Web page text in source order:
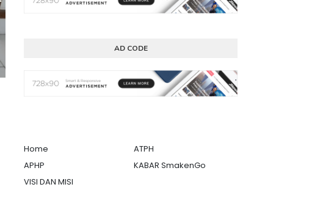
AD CODE
Home
ATPH
APHP
KABAR SmakenGo
VISI DAN MISI